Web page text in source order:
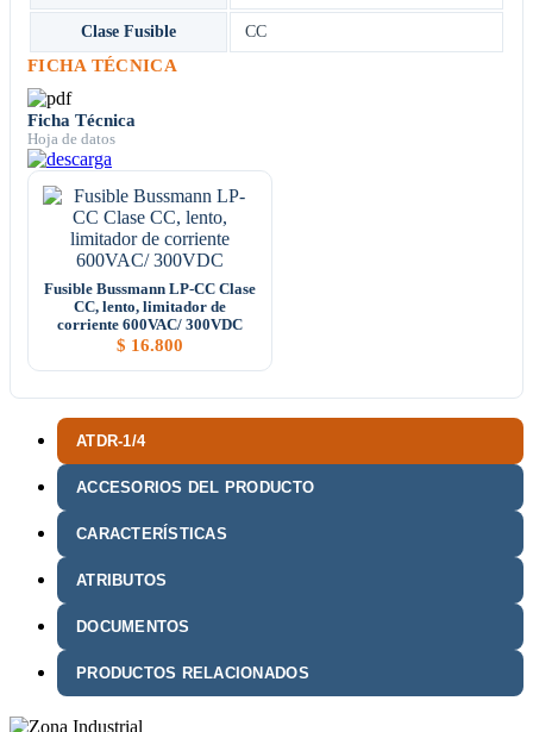
ATDR-1/4
ACCESORIOS DEL PRODUCTO
CARACTERÍSTICAS
ATRIBUTOS
DOCUMENTOS
PRODUCTOS RELACIONADOS
Clase Fusible CC
FICHA TÉCNICA
Ficha Técnica
Hoja de datos
Fusible Bussmann LP-CC Clase
CC, lento, limitador de
corriente 600VAC/ 300VDC
$ 16.800